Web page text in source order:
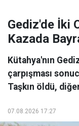
Gediz'de İki
Kazada
Kütahya'nın
çarpışması
Taşkın öldü,
07.08.2026 17:27